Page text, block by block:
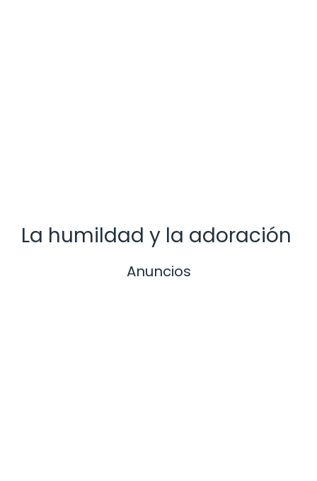
La humildad y la adoración
Anuncios